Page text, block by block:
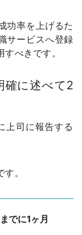
功率を上げるた
サービスへ登録
べきです。
確に述べて2
上司に報告する
。
でに1ヶ月